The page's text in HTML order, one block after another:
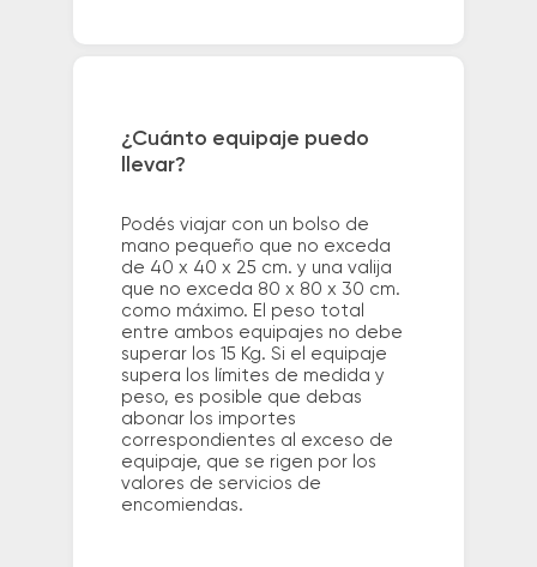
¿Cuánto equipaje puedo
llevar?
Podés viajar con un bolso de
mano pequeño que no exceda
de 40 x 40 x 25 cm. y una valija
que no exceda 80 x 80 x 30 cm.
como máximo. El peso total
entre ambos equipajes no debe
superar los 15 Kg. Si el equipaje
supera los límites de medida y
peso, es posible que debas
abonar los importes
correspondientes al exceso de
equipaje, que se rigen por los
valores de servicios de
encomiendas.